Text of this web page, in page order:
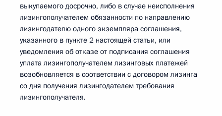
выкупаемого досрочно, либо в случае неисполнения
лизингополучателем обязанности по направлению
лизингодателю одного экземпляра соглашения,
указанного в пункте 2 настоящей статьи, или
уведомления об отказе от подписания соглашения
уплата лизингополучателем лизинговых платежей
возобновляется в соответствии с договором лизинга
со дня получения лизингодателем требования
лизингополучателя.